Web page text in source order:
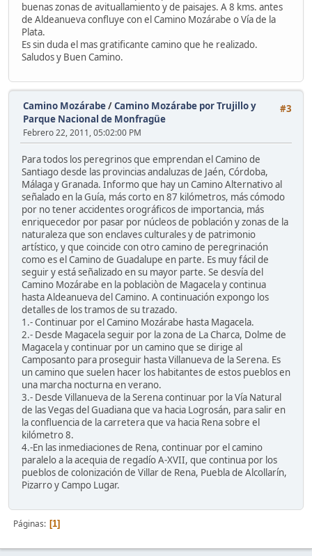
buenas zonas de avituallamiento y de paisajes. A 8 kms. antes
de Aldeanueva confluye con el Camino Mozárabe o Vía de la
Plata.
Es sin duda el mas gratificante camino que he realizado.
Saludos y Buen Camino.
#3
Camino Mozárabe/Camino Mozárabe por Trujillo y
Parque Nacional de Monfragüe
Febrero 22, 2011, 05:02:00 PM
Para todos los peregrinos que emprendan el Camino de
Santiago desde las provincias andaluzas de Jaén, Córdoba,
Málaga y Granada. Informo que hay un Camino Alternativo al
señalado en la Guía, más corto en 87 kilómetros, más cómodo
por no tener accidentes orográficos de importancia, más
enriquecedor por pasar por núcleos de población y zonas de la
naturaleza que son enclaves culturales y de patrimonio
artístico, y que coincide con otro camino de peregrinación
como es el Camino de Guadalupe en parte. Es muy fácil de
seguir y está señalizado en su mayor parte. Se desvía del
Camino Mozárabe en la poblaciòn de Magacela y continua
hasta Aldeanueva del Camino. A continuación expongo los
detalles de los tramos de su trazado.
1.- Continuar por el Camino Mozárabe hasta Magacela.
2.- Desde Magacela seguir por la zona de La Charca, Dolme de
Magacela y continuar por un camino que se dirige al
Camposanto para proseguir hasta Villanueva de la Serena. Es
un camino que suelen hacer los habitantes de estos pueblos en
una marcha nocturna en verano.
3.- Desde Villanueva de la Serena continuar por la Vía Natural
de las Vegas del Guadiana que va hacia Logrosán, para salir en
la confluencia de la carretera que va hacia Rena sobre el
kilómetro 8.
4.-En las inmediaciones de Rena, continuar por el camino
paralelo a la acequia de regadío A-XVII, que continua por los
pueblos de colonización de Villar de Rena, Puebla de Alcollarín,
Pizarro y Campo Lugar.
Páginas 1